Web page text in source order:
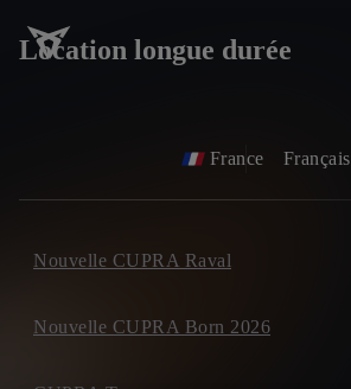
Location longue durée
France Français
Nouvelle CUPRA Raval
Nouvelle CUPRA Born 2026